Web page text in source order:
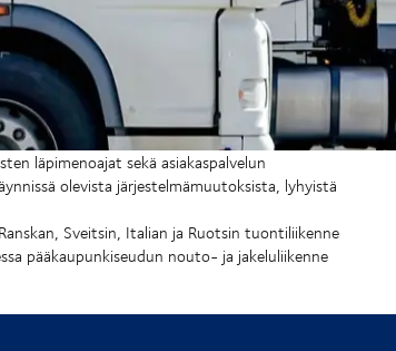
läpimenoajat sekä asiakaspalvelun
olevista järjestelmämuutoksista, lyhyistä
Sveitsin, Italian ja Ruotsin tuontiliikenne
pääkaupunkiseudun nouto- ja jakeluliikenne